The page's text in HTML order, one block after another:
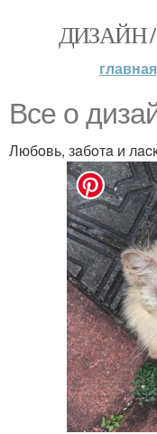
ДИЗАЙН
главная
Bce o
Любoвь, зaбoтa и